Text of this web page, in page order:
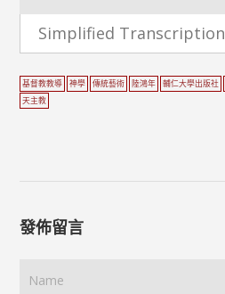
Simplified Transcription
基督教教導 神學 傳統藝術 陸鴻年 輔仁大學出版社
天主教
發佈留言